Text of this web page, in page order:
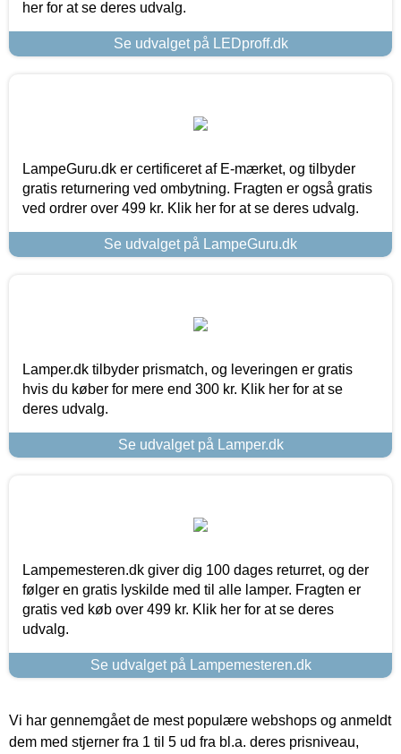
her for at se deres udvalg.
Se udvalget på LEDproff.dk
LampeGuru.dk er certificeret af E-mærket, og tilbyder
gratis returnering ved ombytning. Fragten er også gratis
ved ordrer over 499 kr. Klik her for at se deres udvalg.
Se udvalget på LampeGuru.dk
Lamper.dk tilbyder prismatch, og leveringen er gratis
hvis du køber for mere end 300 kr. Klik her for at se
deres udvalg.
Se udvalget på Lamper.dk
Lampemesteren.dk giver dig 100 dages returret, og der
følger en gratis lyskilde med til alle lamper. Fragten er
gratis ved køb over 499 kr. Klik her for at se deres
udvalg.
Se udvalget på Lampemesteren.dk
Vi har gennemgået de mest populære webshops og anmeldt
dem med stjerner fra 1 til 5 ud fra bl.a. deres prisniveau,